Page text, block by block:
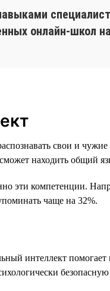
онлайн-
свои и
находить общий
эти компетенции.
чаще на 32%.
интеллект